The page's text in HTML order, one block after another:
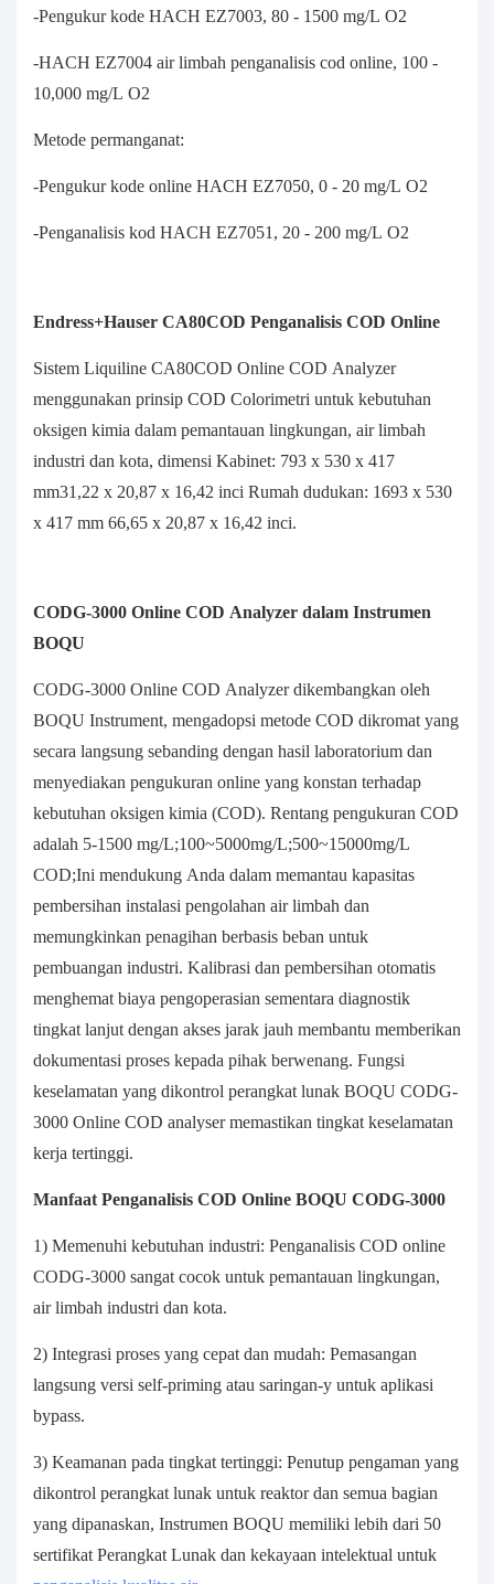
-Pengukur kode HACH EZ7003, 80 - 1500 mg/L O2
-HACH EZ7004 air limbah penganalisis cod online, 100 -
10,000 mg/L O2
Metode permanganat:
-Pengukur kode online HACH EZ7050, 0 - 20 mg/L O2
-Penganalisis kod HACH EZ7051, 20 - 200 mg/L O2
Endress+Hauser CA80COD Penganalisis COD Online
Sistem Liquiline CA80COD Online COD Analyzer
menggunakan prinsip COD Colorimetri untuk kebutuhan
oksigen kimia dalam pemantauan lingkungan, air limbah
industri dan kota, dimensi Kabinet: 793 x 530 x 417
mm31,22 x 20,87 x 16,42 inci Rumah dudukan: 1693 x 530
x 417 mm 66,65 x 20,87 x 16,42 inci.
CODG-3000 Online COD Analyzer dalam Instrumen
BOQU
CODG-3000 Online COD Analyzer dikembangkan oleh
BOQU Instrument, mengadopsi metode COD dikromat yang
secara langsung sebanding dengan hasil laboratorium dan
menyediakan pengukuran online yang konstan terhadap
kebutuhan oksigen kimia (COD). Rentang pengukuran COD
adalah 5-1500 mg/L;100~5000mg/L;500~15000mg/L
COD;Ini mendukung Anda dalam memantau kapasitas
pembersihan instalasi pengolahan air limbah dan
memungkinkan penagihan berbasis beban untuk
pembuangan industri. Kalibrasi dan pembersihan otomatis
menghemat biaya pengoperasian sementara diagnostik
tingkat lanjut dengan akses jarak jauh membantu memberikan
dokumentasi proses kepada pihak berwenang. Fungsi
keselamatan yang dikontrol perangkat lunak BOQU CODG-
3000 Online COD analyser memastikan tingkat keselamatan
kerja tertinggi.
Manfaat Penganalisis COD Online BOQU CODG-3000
1) Memenuhi kebutuhan industri: Penganalisis COD online
CODG-3000 sangat cocok untuk pemantauan lingkungan,
air limbah industri dan kota.
2) Integrasi proses yang cepat dan mudah: Pemasangan
langsung versi self-priming atau saringan-y untuk aplikasi
bypass.
3) Keamanan pada tingkat tertinggi: Penutup pengaman yang
dikontrol perangkat lunak untuk reaktor dan semua bagian
yang dipanaskan, Instrumen BOQU memiliki lebih dari 50
sertifikat Perangkat Lunak dan kekayaan intelektual untuk